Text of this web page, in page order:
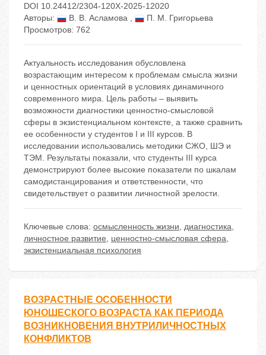
DOI 10.24412/2304-120X-2025-12020
Авторы:
В. В. Асламова ,
П. М. Григорьева
Просмотров: 762
Актуальность исследования обусловлена
возрастающим интересом к проблемам смысла жизни
и ценностных ориентаций в условиях динамичного
современного мира. Цель работы – выявить
возможности диагностики ценностно-смысловой
сферы в экзистенциальном контексте, а также сравнить
ее особенности у студентов I и III курсов. В
исследовании использовались методики СЖО, ШЭ и
ТЭМ. Результаты показали, что студенты III курса
демонстрируют более высокие показатели по шкалам
самодистанцирования и ответственности, что
свидетельствует о развитии личностной зрелости.
Ключевые слова: осмысленность жизни, диагностика,
личностное развитие, ценностно-смысловая сфера,
экзистенциальная психология
ВОЗРАСТНЫЕ ОСОБЕННОСТИ
ЮНОШЕСКОГО ВОЗРАСТА КАК ПЕРИОДА
ВОЗНИКНОВЕНИЯ ВНУТРИЛИЧНОСТНЫХ
КОНФЛИКТОВ